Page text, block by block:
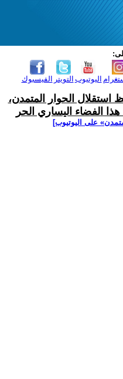
الفيسبوك التويتر اليوتيوب
استقلال الحوار المتمدن،
الفضاء اليساري الحر
على اليوتيوب]